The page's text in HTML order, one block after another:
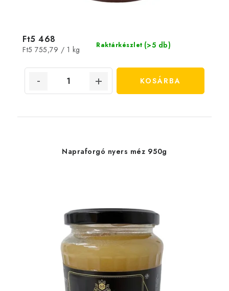
Raktárkészlet (>5 db)
Ft5 468
Egységár:
Ft5 755,79 / 1 kg
KOSÁRBA
Napraforgó nyers méz 950g